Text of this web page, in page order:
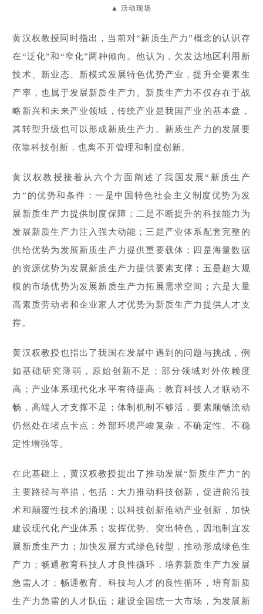
▲活动现场
黄汉权教授同时指出，当前对“新质生产力”概念的认识存
在“泛化”和“窄化”两种倾向。他认为，欠发达地区利用新
技术、新业态、新模式发展特色优势产业，提升全要素生
产率，也属于发展新质生产力。新质生产力不仅存在于战
略新兴和未来产业领域，传统产业是我国产业的基本盘，
其转型升级也可以形成新质生产力。新质生产力的发展要
依靠科技创新，也离不开管理和制度创新。
黄汉权教授接着从六个方面阐述了我国发展“新质生产
力”的优势和条件：一是中国特色社会主义制度优势为发
展新质生产力提供制度保障；二是不断提升的科技能力为
发展新质生产力注入强大动能；三是产业体系配套完整的
供给优势为发展新质生产力提供重要载体；四是海量数据
的资源优势为发展新质生产力提供要素支撑；五是超大规
模的市场优势为发展新质生产力拓展需求空间；六是大量
高素质劳动者和企业家人才优势为新质生产力提供人才支
撑。
黄汉权教授也指出了我国在发展中遇到的问题与挑战，例
如基础研究薄弱，原始创新不足；部分领域对外依赖度
高；产业体系现代化水平有待提高；教育科技人才联动不
畅，高端人才支撑不足；体制机制不够活，要素顺畅流动
仍然处在堵点卡点；外部环境严峻复杂，不确定性、不稳
定性增强等。
在此基础上，黄汉权教授提出了推动发展“新质生产力”的
主要路径与举措，包括：大力推动科技创新，促进前沿技
术和颠覆性技术的涌现；以科技创新推动产业创新，加快
建设现代化产业体系；发挥优势、突出特色，因地制宜发
展新质生产力；加快发展方式绿色转型，推动形成绿色生
产力；畅通教育科技人才良性循环，培养新质生产力发展
急需人才；畅通教育、科技与人才的良性循环，培育新质
生产力急需的人才队伍；建设全国统一大市场，为发展新